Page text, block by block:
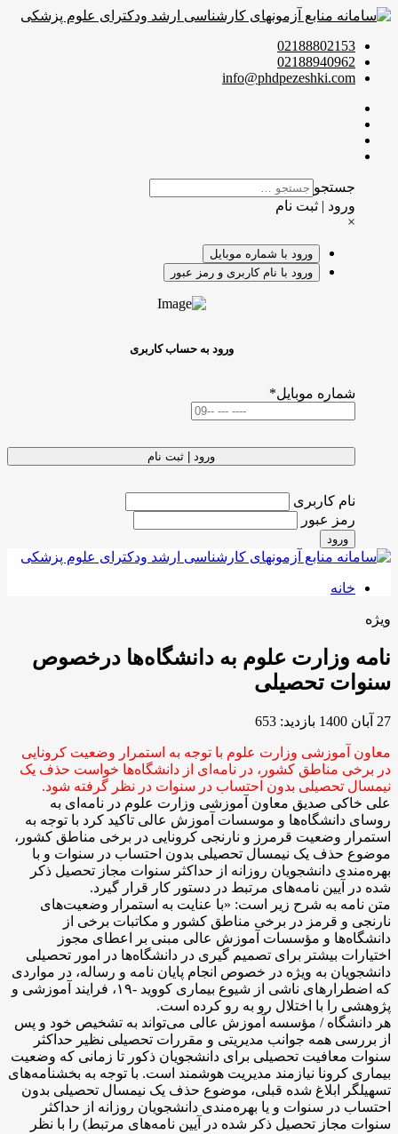
02188802153
02188940962
info@phdpezeshki.com
جستجو
ورود | ثبت نام
×
ورود با شماره موبایل
ورود با نام کاربری و رمز عبور
ورود به حساب کاربری
شماره موبایل*
ورود | ثبت نام
نام کاربری
رمز عبور
ورود
خانه
ویژه
نامه وزارت علوم به دانشگاه‌ها درخصوص
سنوات تحصیلی
27 آبان 1400 بازدید: 653
معاون آموزشی وزارت علوم با توجه به استمرار وضعیت کرونایی
در برخی مناطق کشور، در نامه‌ای از دانشگاه‌ها خواست حذف یک
نیمسال تحصیلی بدون احتساب در سنوات در نظر گرفته شود.
علی خاکی صدیق معاون آموزشی وزارت علوم در نامه‌ای به
روسای دانشگاه‌ها و موسسات آموزش عالی تاکید کرد با توجه به
استمرار وضعیت قرمرز و نارنجی کرونایی در برخی مناطق کشور،
موضوع حذف یک نیمسال تحصیلی بدون احتساب در سنوات و با
بهره‌مندی دانشجویان روزانه از حداکثر سنوات مجاز تحصیل ذکر
شده در آیین نامه‌های مرتبط در دستور کار قرار گیرد.
متن نامه به شرح زیر است: «با عنایت به استمرار وضعیت‌های
نارنجی و قرمز در برخی مناطق کشور و مکاتبات برخی از
دانشگاه‌ها و مؤسسات آموزش عالی مبنی بر اعطای مجوز
اختیارات بیشتر برای تصمیم گیری در دانشگاه‌ها در امور تحصیلی
دانشجویان به ویژه در خصوص انجام پایان نامه و رساله، در مواردی
که اضطرارهای ناشی از شیوع بیماری کووید -۱۹، فرایند آموزشی و
پژوهشی را با اختلال رو به رو کرده است.
هر دانشگاه / مؤسسه آموزش عالی می‌تواند به تشخیص خود و پس
از بررسی همه جوانب مدیریتی و مقررات تحصیلی نظیر حداکثر
سنوات معافیت تحصیلی برای دانشجویان ذکور تا زمانی که وضعیت
بیماری کرونا نیازمند مدیریت هوشمند است. با توجه به بخشنامه‌های
تسهیلگر ابلاغ شده قبلی، موضوع حذف یک نیمسال تحصیلی بدون
احتساب در سنوات و یا بهره‌مندی دانشجویان روزانه از حداکثر
سنوات مجاز تحصیل ذکر شده در آیین نامه‌های مرتبط) را با نظر